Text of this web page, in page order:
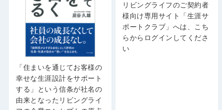
「住まいを通じてお客様の
幸せな生涯設計をサポート
する」という信条が社名の
由来となったリビングライ
リビングライフのご契約者
様向け専用サイト「生涯サ
ポートクラブ」へは、こち
らからログインしてくださ
い